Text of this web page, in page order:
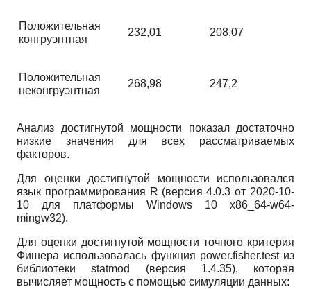
Положительная
конгруэнтная
232,01 208,07
Положительная
неконгруэнтная
268,98 247,2
Анализ достигнутой мощности показал достаточно
низкие значения для всех рассматриваемых
факторов.
Для оценки достигнутой мощности использовался
язык программирования R (версия 4.0.3 от 2020-10-
10 для платформы Windows 10 x86_64-w64-
mingw32).
Для оценки достигнутой мощности точного критерия
Фишера использовалась функция power.fisher.test из
библиотеки statmod (версия 1.4.35), которая
вычисляет мощность с помощью симуляции данных: